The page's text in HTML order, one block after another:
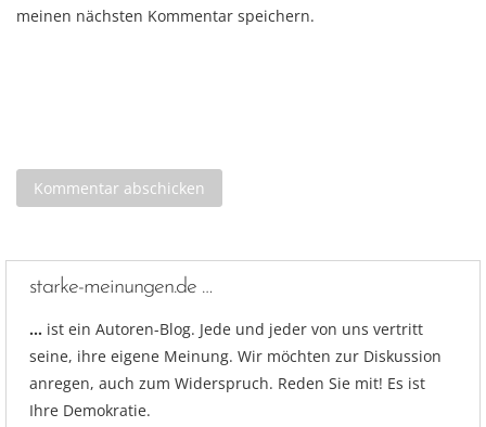
meinen nächsten Kommentar speichern.
starke-meinungen.de …
… ist ein Autoren-Blog. Jede und jeder von uns vertritt
seine, ihre eigene Meinung. Wir möchten zur Diskussion
anregen, auch zum Widerspruch. Reden Sie mit! Es ist
Ihre Demokratie.